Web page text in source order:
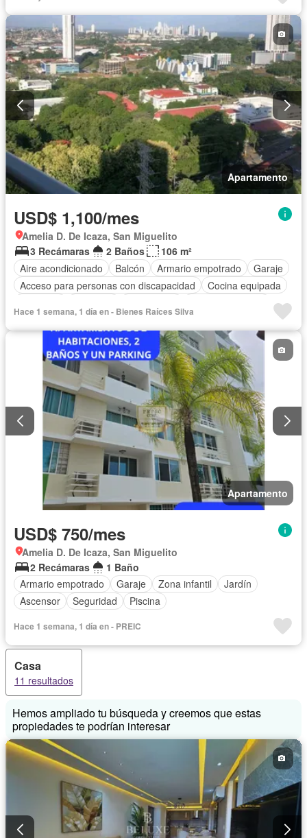
Apartamento
USD$ 1,100/mes
Amelia D. De Icaza, San Miguelito
3 Recámaras
2 Baños
106 m²
Aire acondicionado
Balcón Armario empotrado
Garaje
Acceso para personas con discapacidad
Cocina equipada
Seguridad
Piscina
Hace 1 semana, 1 día en - Bienes Raíces Silva
Apartamento
USD$ 750/mes
Amelia D. De Icaza, San Miguelito
2 Recámaras
1 Baño
Armario empotrado
Garaje Zona infantil
Jardín
Ascensor
Seguridad Piscina
Hace 1 semana, 1 día en - PREIC
Casa
11 resultados
Hemos ampliado tu búsqueda y creemos que estas
propiedades te podrían interesar